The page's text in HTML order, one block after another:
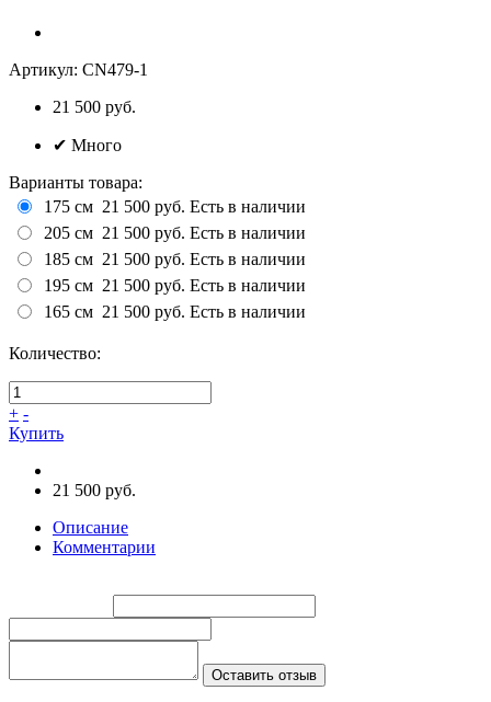
Артикул: CN479-1
21 500 руб.
✔ Много
Варианты товара:
175 см 21 500 руб. Есть в наличии
205 см 21 500 руб. Есть в наличии
185 см 21 500 руб. Есть в наличии
195 см 21 500 руб. Есть в наличии
165 см 21 500 руб. Есть в наличии
Количество:
+ -
Купить
21 500 руб.
Описание
Комментарии
Оставить отзыв